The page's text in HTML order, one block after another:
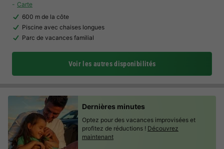
Carte
600 m de la côte
Piscine avec chaises longues
Parc de vacances familial
Voir les autres disponibilités
Dernières minutes
Optez pour des vacances improvisées et
profitez de réductions ! Découvrez
maintenant